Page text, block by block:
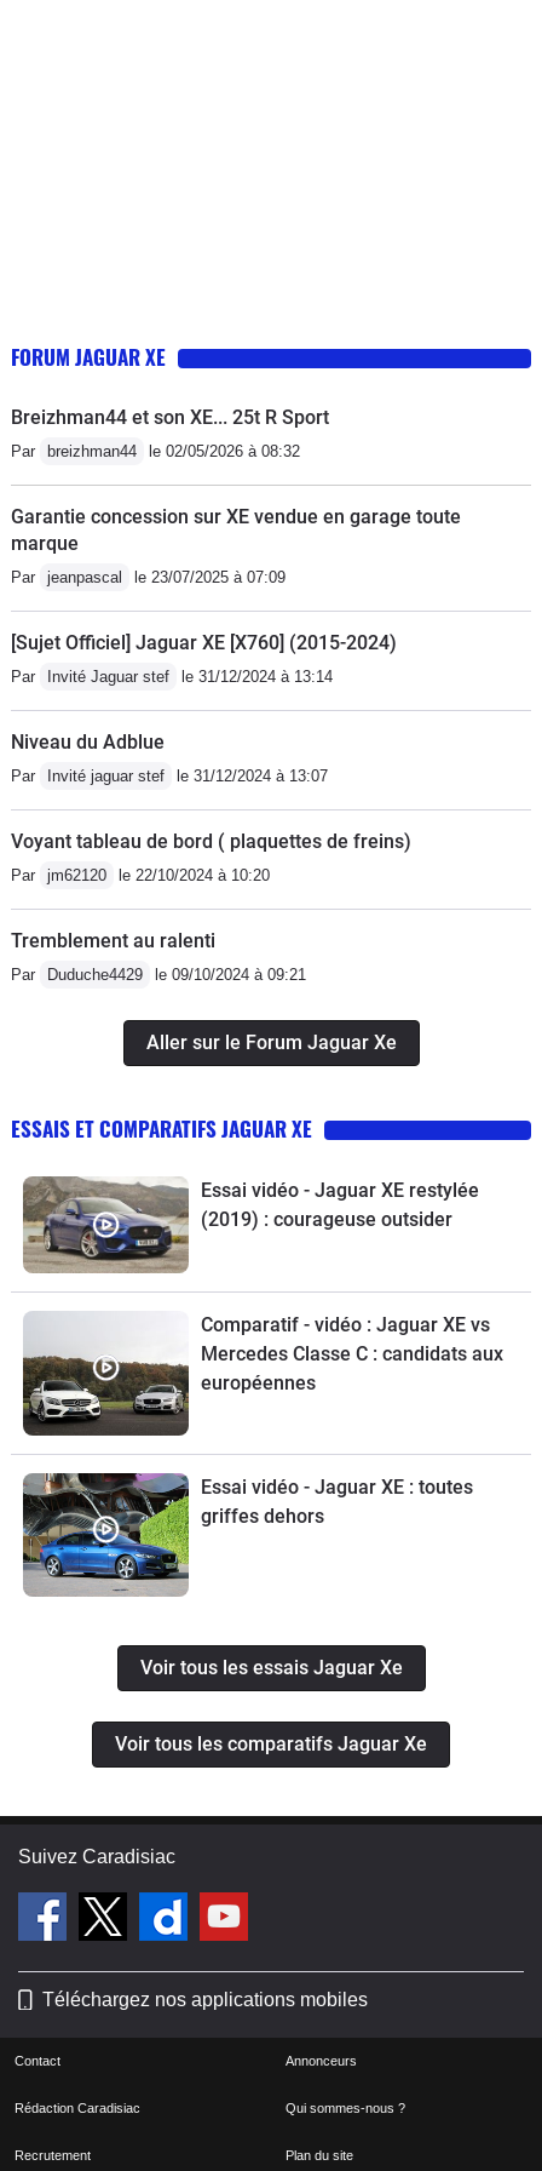
FORUM JAGUAR XE
Breizhman44 et son XE... 25t R Sport
Par breizhman44 le 02/05/2026 à 08:32
Garantie concession sur XE vendue en garage toute
marque
Par jeanpascal le 23/07/2025 à 07:09
[Sujet Officiel] Jaguar XE [X760] (2015-2024)
Par Invité Jaguar stef le 31/12/2024 à 13:14
Niveau du Adblue
Par Invité jaguar stef le 31/12/2024 à 13:07
Voyant tableau de bord ( plaquettes de freins)
Par jm62120 le 22/10/2024 à 10:20
Tremblement au ralenti
Par Duduche4429 le 09/10/2024 à 09:21
Aller sur le Forum Jaguar Xe
ESSAIS ET COMPARATIFS JAGUAR XE
Essai vidéo - Jaguar XE restylée
(2019) : courageuse outsider
Comparatif - vidéo : Jaguar XE vs
Mercedes Classe C : candidats aux
européennes
Essai vidéo - Jaguar XE : toutes
griffes dehors
Voir tous les essais Jaguar Xe
Voir tous les comparatifs Jaguar Xe
Suivez Caradisiac
Téléchargez nos applications mobiles
Contact Annonceurs
Rédaction Caradisiac Qui sommes-nous ?
Recrutement Plan du site